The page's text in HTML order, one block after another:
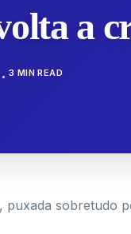
a
3 MIN READ
sobretudo